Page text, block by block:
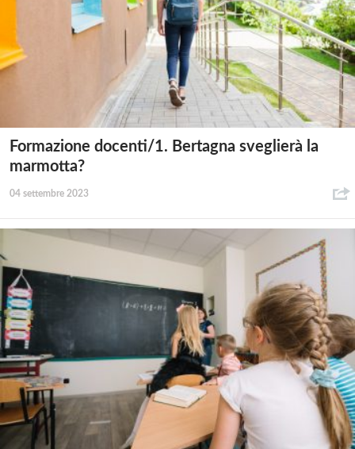
Formazione docenti/1. Bertagna sveglierà la
marmotta?
04 settembre 2023